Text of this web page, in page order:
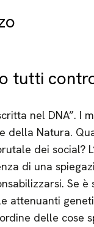
tutti
nel DNA”. I
della Natura.
dei social?
di una
Se è
attenuanti
delle cose